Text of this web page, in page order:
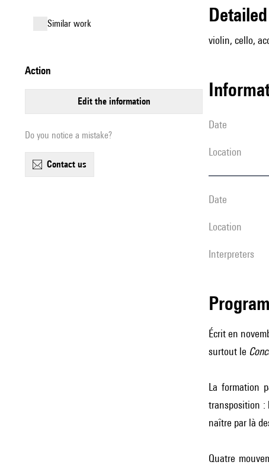
similar work
action
edit the information
Do you notice a mistake?
contact us
violin, cello,
date
location
date
location
interpreters
Écrit en
surtout le
La formation
transposition :
naître par là
Quatre